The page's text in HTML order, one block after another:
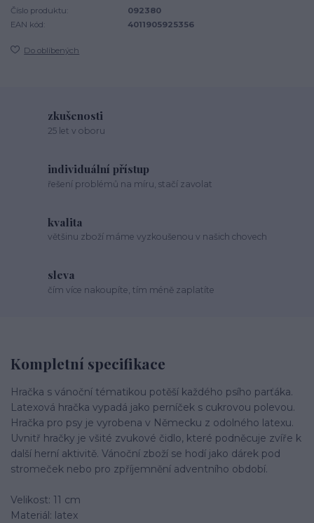
Číslo produktu:
092380
EAN kód:
4011905925356
Do oblíbených
zkušenosti
25 let v oboru
individuální přístup
řešení problémů na míru, stačí zavolat
kvalita
většinu zboží máme vyzkoušenou v našich chovech
sleva
čím více nakoupíte, tím méně zaplatíte
Kompletní specifikace
Hračka s vánoční tématikou potěší každého psího parťáka.
Latexová hračka vypadá jako perníček s cukrovou polevou.
Hračka pro psy je vyrobena v Německu z odolného latexu.
Uvnitř hračky je všité zvukové čidlo, které podněcuje zvíře k
další herní aktivitě. Vánoční zboží se hodí jako dárek pod
stromeček nebo pro zpříjemnění adventního období.
Velikost: 11 cm
Materiál: latex